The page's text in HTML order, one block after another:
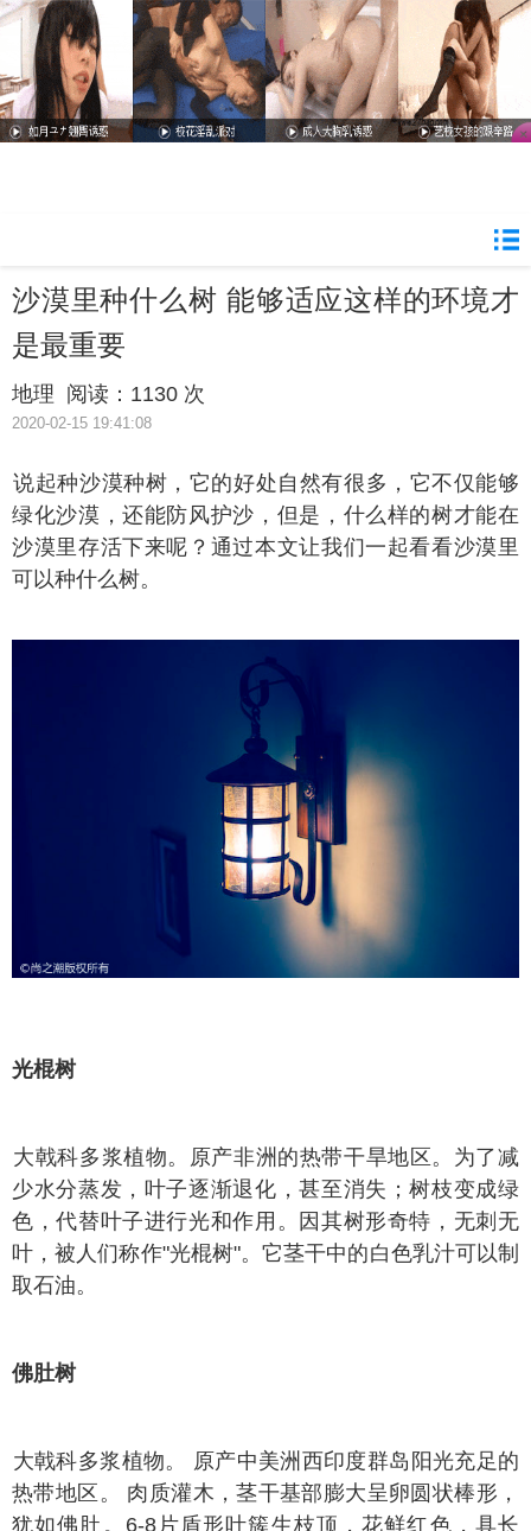
沙漠里种什么树 能够适应这样的环境才
是最重要
地理 阅读： 1130 次
2020-02-15 19:41:08
种沙漠种树，它的好处自然有很多，它不仅能够
绿化沙漠，还能防风护沙，但是，什么样的树才能在
沙漠里存活下来呢？通过本文让我们一起看看沙漠里
可以种什么树。
棍树
科多浆植物。原产非洲的热带干旱地区。为了减
少水分蒸发，叶子逐渐退化，甚至消失；树枝变成绿
色，代替叶子进行光和作用。因其树形奇特，无刺无
叶，被人们称作"光棍树"。它茎干中的白色乳汁可以制
取石油。
肚树
科多浆植物。 原产中美洲西印度群岛阳光充足的
热带地区。 肉质灌木，茎干基部膨大呈卵圆状棒形，
犹如佛肚。6-8片盾形叶簇生枝顶，花鲜红色，具长